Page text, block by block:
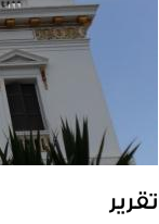
تقرير